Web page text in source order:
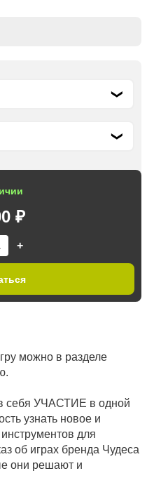
₽
+
можно в разделе
себя УЧАСТИЕ в одной
узнать новое и
для
об играх бренда Чудеса
они решают и